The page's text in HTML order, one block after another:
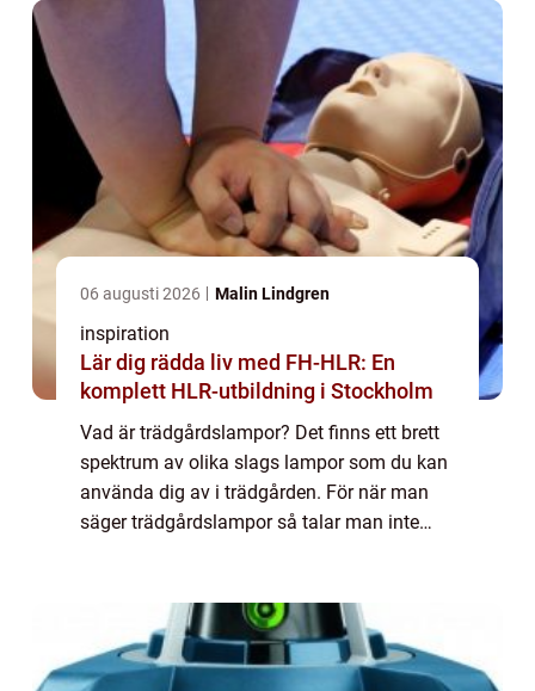
06 augusti 2026 Malin Lindgren
inspiration
Lär dig rädda liv med FH-HLR: En
komplett HLR-utbildning i Stockholm
Vad är trädgårdslampor? Det finns ett brett
spektrum av olika slags lampor som du kan
använda dig av i trädgården. För när man
säger trädgårdslampor så talar man inte